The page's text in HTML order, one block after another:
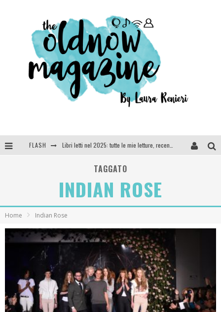
FLASH
SEE YOU AT 5 | Chanel
Anya Taylor-Joy, Jisoo e Willow Smith protagoniste della nuova campagna Dior Addict
TAGGATO
INDIAN ROSE
Home Indian Rose